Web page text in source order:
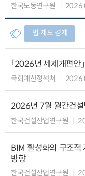
한국노동연구원
법∙제도 경제
「2026년 세제개편안
국회예산정책처
2026년 7월 월간건설
한국건설산업연구원
BIM 활성화의 구조적
방향
한국건설산업연구원